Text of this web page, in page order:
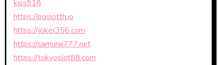
kiss918
https://pgslotth.io
https://joker356.com
https://samurai777.net
https://tokyoslot88.com